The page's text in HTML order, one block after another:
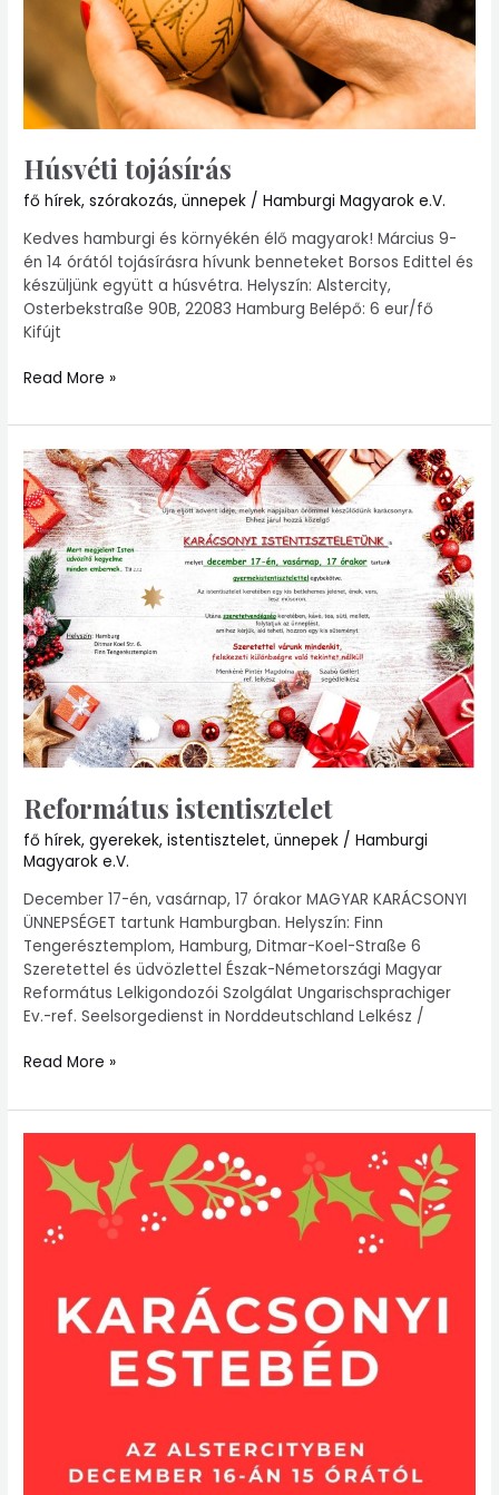
Húsvéti tojásírás
fő hírek,szórakozás,ünnepek /Hamburgi Magyarok e.V.
Kedves hamburgi és környékén élő magyarok! Március 9-
én 14 órától tojásírásra hívunk benneteket Borsos Edittel és
készüljünk együtt a húsvétra. Helyszín: Alstercity,
Osterbekstraße 90B, 22083 Hamburg Belépő: 6 eur/fő
Kifújt
Read More »
Református istentisztelet
fő hírek,gyerekek,istentisztelet,ünnepek /Hamburgi
Magyarok e.V.
December 17-én, vasárnap, 17 órakor MAGYAR KARÁCSONYI
ÜNNEPSÉGET tartunk Hamburgban. Helyszín: Finn
Tengerésztemplom, Hamburg, Ditmar-Koel-Straße 6
Szeretettel és üdvözlettel Észak-Németországi Magyar
Református Lelkigondozói Szolgálat Ungarischsprachiger
Ev.-ref. Seelsorgedienst in Norddeutschland Lelkész /
Református
istentisztelet
Read More »
estebéd
december